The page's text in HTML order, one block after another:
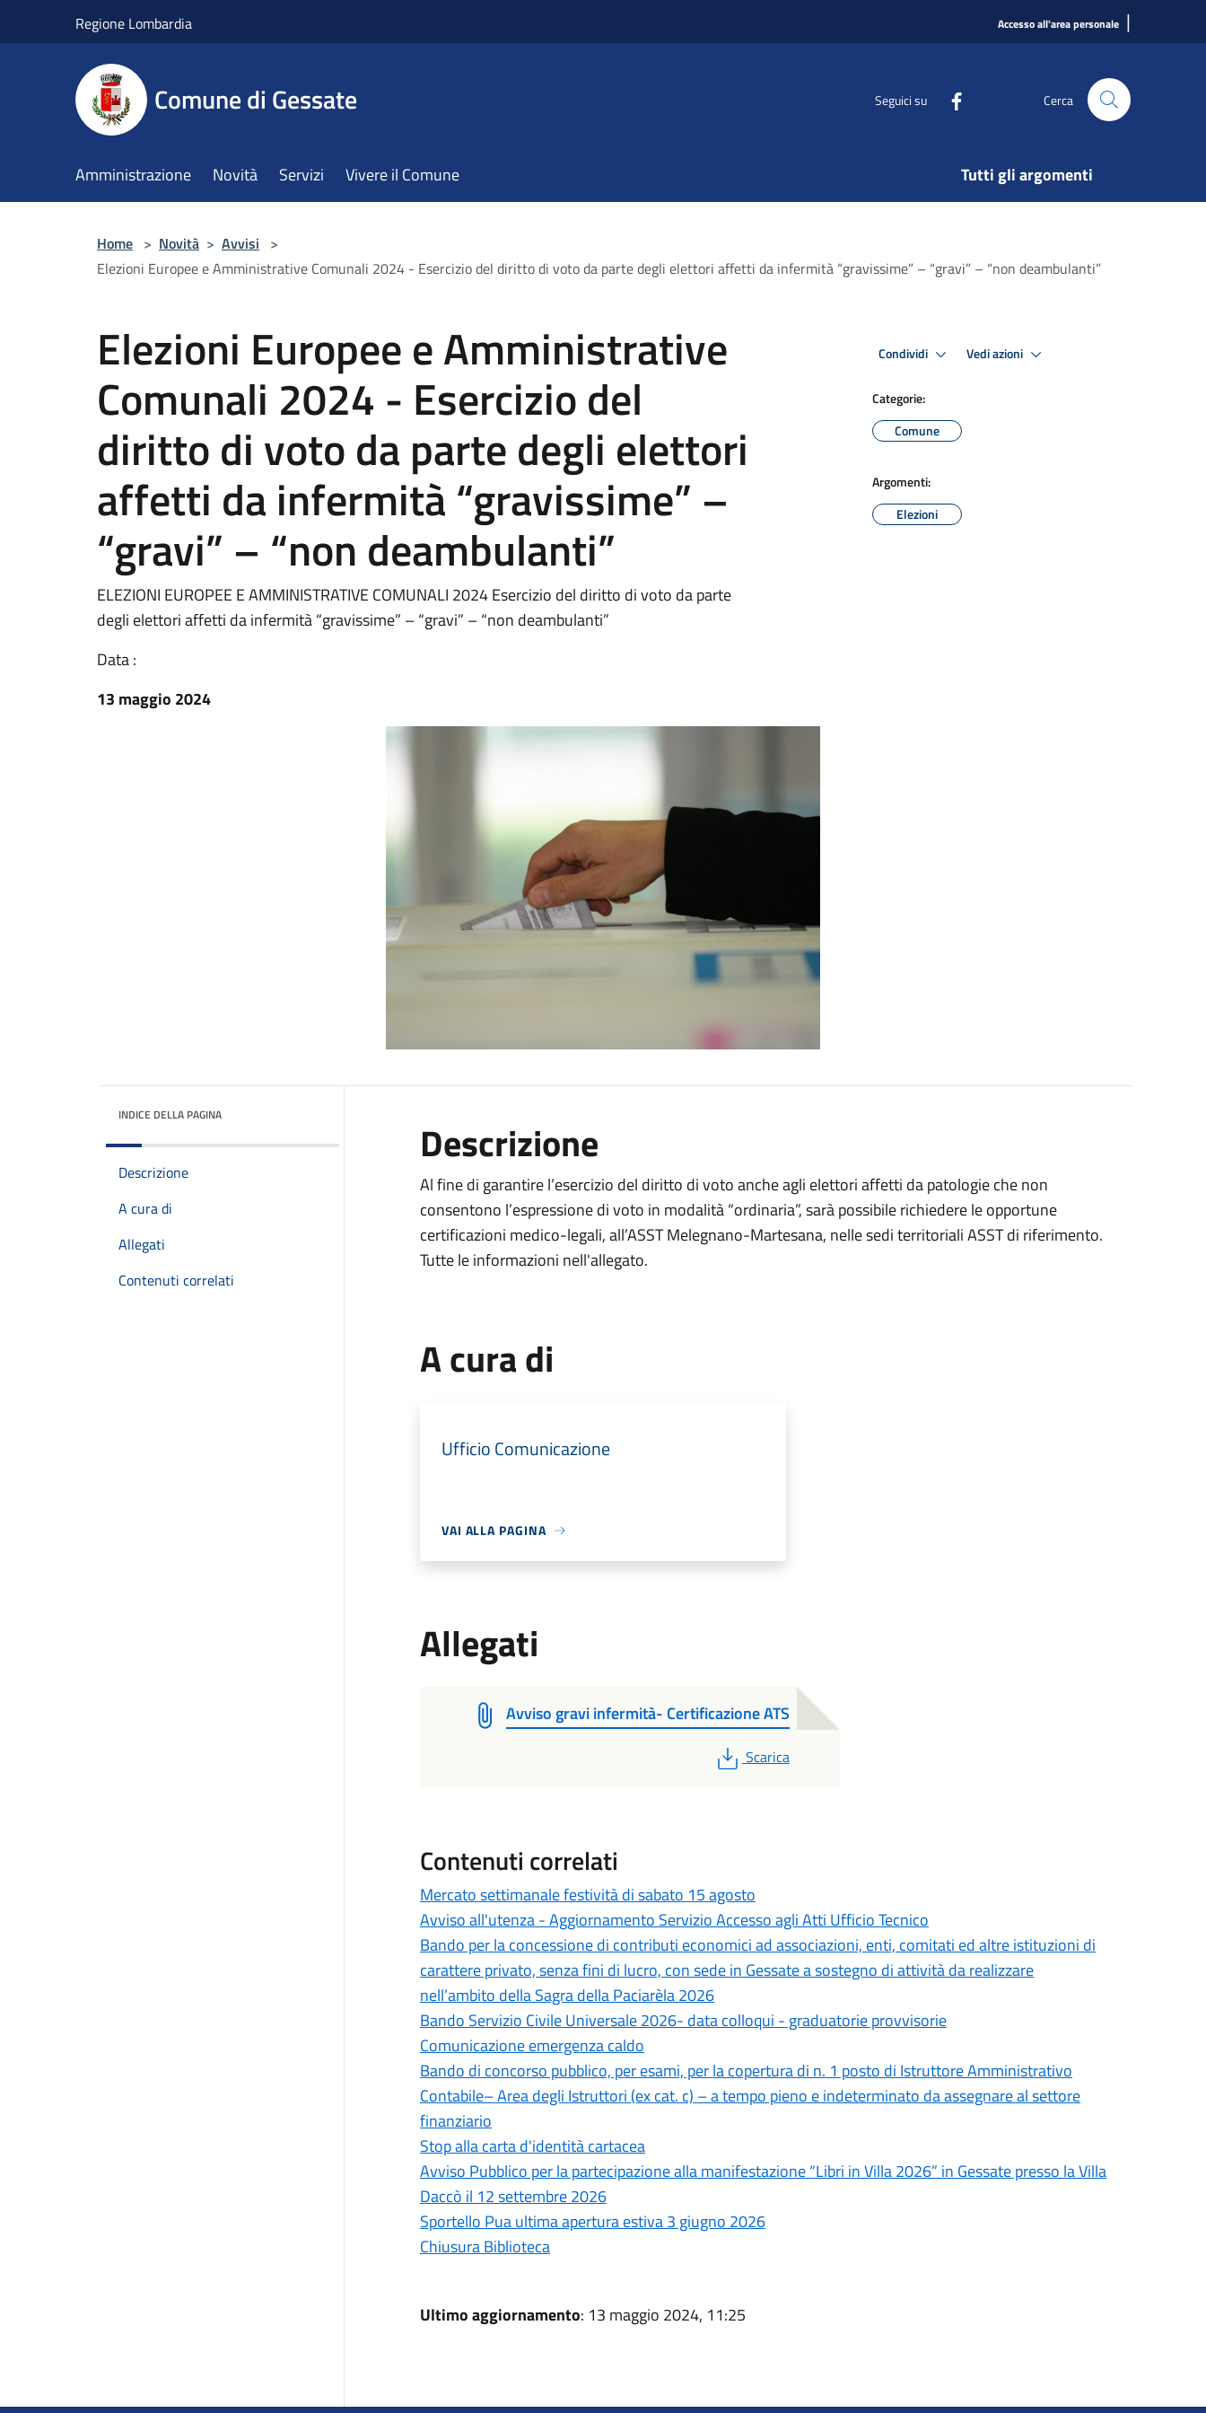
Regione Lombardia Accesso all'area personale |
Comune di Gessate Seguici su Cerca
Amministrazione Novità Servizi Vivere il Comune Tutti gli argomenti
Home > Novità > Avvisi >
Elezioni Europee e Amministrative Comunali 2024 - Esercizio del diritto di voto da parte degli elettori affetti da infermità “gravissime” – “gravi” – “non deambulanti”
Elezioni Europee e Amministrative
Comunali 2024 - Esercizio del
diritto di voto da parte degli elettori
affetti da infermità “gravissime” –
“gravi” – “non deambulanti”
ELEZIONI EUROPEE E AMMINISTRATIVE COMUNALI 2024 Esercizio del diritto di voto da parte
degli elettori affetti da infermità “gravissime” – “gravi” – “non deambulanti”
Data :
13 maggio 2024
Condividi Vedi azioni
Categorie:
Comune
Argomenti:
Elezioni
INDICE DELLA PAGINA
Descrizione
A cura di
Allegati
Contenuti correlati
Descrizione
Al fine di garantire l’esercizio del diritto di voto anche agli elettori affetti da patologie che non
consentono l’espressione di voto in modalità “ordinaria”, sarà possibile richiedere le opportune
certificazioni medico-legali, all’ASST Melegnano-Martesana, nelle sedi territoriali ASST di riferimento.
Tutte le informazioni nell'allegato.
A cura di
Ufficio Comunicazione
VAI ALLA PAGINA
Allegati
Avviso gravi infermità- Certificazione ATS
PDF
Scarica
Contenuti correlati
Mercato settimanale festività di sabato 15 agosto
Avviso all'utenza - Aggiornamento Servizio Accesso agli Atti Ufficio Tecnico
Bando per la concessione di contributi economici ad associazioni, enti, comitati ed altre istituzioni di
carattere privato, senza fini di lucro, con sede in Gessate a sostegno di attività da realizzare
nell’ambito della Sagra della Paciarèla 2026
Bando Servizio Civile Universale 2026- data colloqui - graduatorie provvisorie
Comunicazione emergenza caldo
Bando di concorso pubblico, per esami, per la copertura di n. 1 posto di Istruttore Amministrativo
Contabile– Area degli Istruttori (ex cat. c) – a tempo pieno e indeterminato da assegnare al settore
finanziario
Stop alla carta d'identità cartacea
Avviso Pubblico per la partecipazione alla manifestazione “Libri in Villa 2026” in Gessate presso la Villa
Daccò il 12 settembre 2026
Sportello Pua ultima apertura estiva 3 giugno 2026
Chiusura Biblioteca
Ultimo aggiornamento: 13 maggio 2024, 11:25